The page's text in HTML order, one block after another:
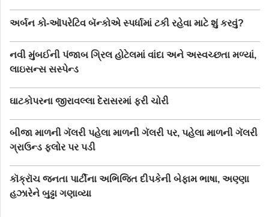
અર્બન કો-ઑપરેટિવ બૅન્કોએ સ્પર્ધામાં ટકી રહેવા માટે શું કરવું?
નવી મુંબઈની પંજાબ ગ્રિલ હોટેલમાં વાંદા અને અસ્વચ્છતા મળ્યાં,
લાઇસન્સ સસ્પેન્ડ
ઘાટકોપરના જીરાવલ્લા દેરાસરમાં ફરી ચોરી
બીજા માળની ગૅલરી પહેલા માળની ગૅલરી પર, પહેલા માળની ગૅલરી
ગ્રાઉન્ડ ફ્લોર પર પડી
કૉક્રૉચ જનતા પાર્ટીના અભિજિત દીપકેની બેફામ ભાષા, અણ્ણા
હઝારેને બુઢ્ઢા ગણાવ્યા